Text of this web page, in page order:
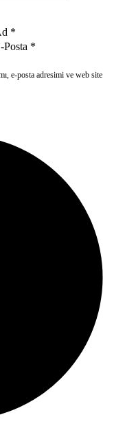
*
Posta *
e-posta adresimi ve web site